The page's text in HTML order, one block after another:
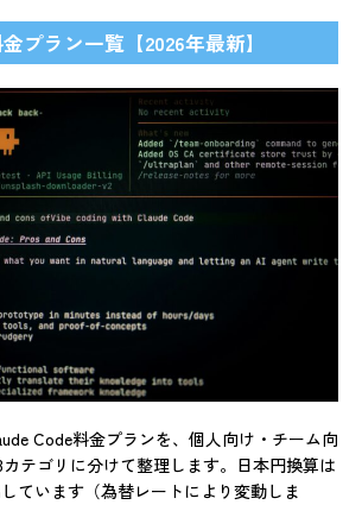
プラン一覧【2026年最新】
Code料金プランを、個人向け・チーム向
テゴリに分けて整理します。日本円換算は
ています（為替レートにより変動しま